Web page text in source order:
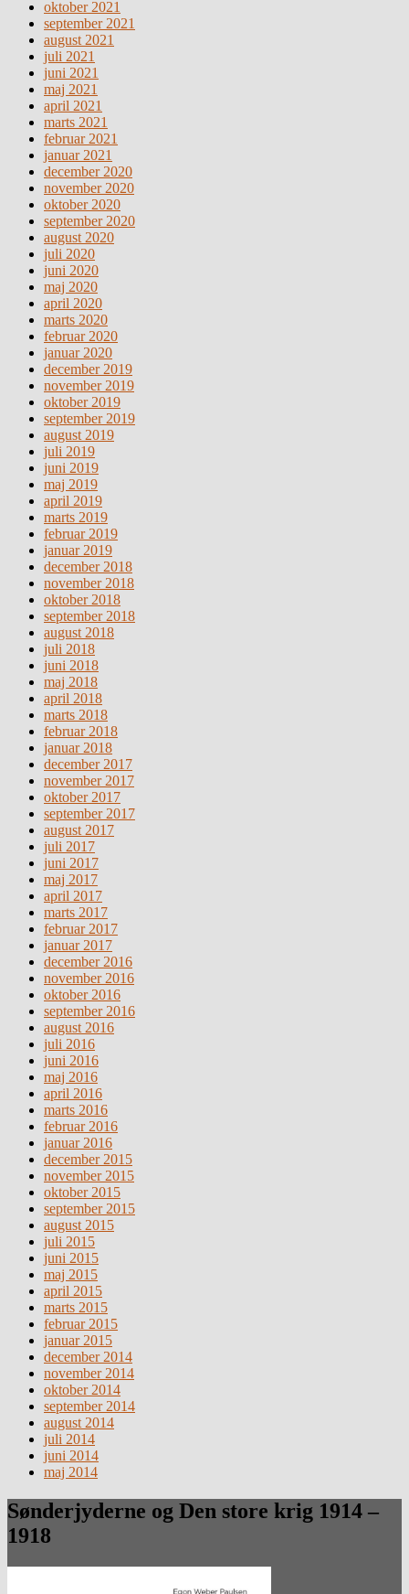
oktober 2021
september 2021
august 2021
juli 2021
juni 2021
maj 2021
april 2021
marts 2021
februar 2021
januar 2021
december 2020
november 2020
oktober 2020
september 2020
august 2020
juli 2020
juni 2020
maj 2020
april 2020
marts 2020
februar 2020
januar 2020
december 2019
november 2019
oktober 2019
september 2019
august 2019
juli 2019
juni 2019
maj 2019
april 2019
marts 2019
februar 2019
januar 2019
december 2018
november 2018
oktober 2018
september 2018
august 2018
juli 2018
juni 2018
maj 2018
april 2018
marts 2018
februar 2018
januar 2018
december 2017
november 2017
oktober 2017
september 2017
august 2017
juli 2017
juni 2017
maj 2017
april 2017
marts 2017
februar 2017
januar 2017
december 2016
november 2016
oktober 2016
september 2016
august 2016
juli 2016
juni 2016
maj 2016
april 2016
marts 2016
februar 2016
januar 2016
december 2015
november 2015
oktober 2015
september 2015
august 2015
juli 2015
juni 2015
maj 2015
april 2015
marts 2015
februar 2015
januar 2015
december 2014
november 2014
oktober 2014
september 2014
august 2014
juli 2014
juni 2014
maj 2014
Sønderjyderne og Den store krig 1914 –
1918